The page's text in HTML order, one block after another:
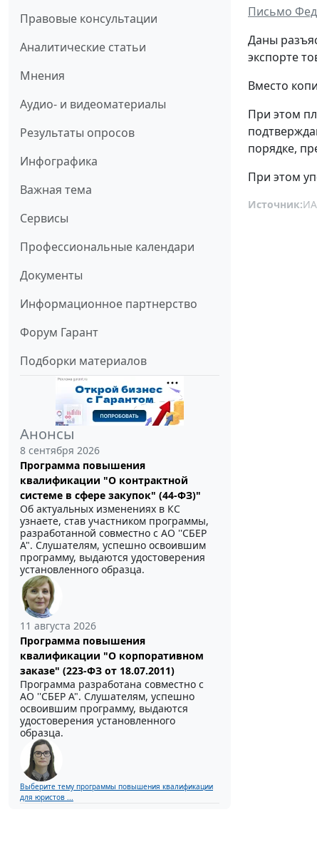
Правовые консультации
Аналитические статьи
Мнения
Аудио- и видеоматериалы
Результаты опросов
Инфографика
Важная тема
Сервисы
Профессиональные календари
Документы
Информационное партнерство
Форум Гарант
Подборки материалов
Анонсы
8 сентября 2026
Программа повышения
квалификации "О контрактной
системе в сфере закупок" (44-ФЗ)"
Об актуальных изменениях в КС
узнаете, став участником программы,
разработанной совместно с АО ''СБЕР
А". Слушателям, успешно освоившим
программу, выдаются удостоверения
установленного образца.
11 августа 2026
Программа повышения
квалификации "О корпоративном
заказе" (223-ФЗ от 18.07.2011)
Программа разработана совместно с
АО ''СБЕР А". Слушателям, успешно
освоившим программу, выдаются
удостоверения установленного
образца.
Выберите тему программы повышения квалификации
для юристов ...
Письмо
Даны
экспорте
Вместо
При этом
порядке,
При этом
Источник: